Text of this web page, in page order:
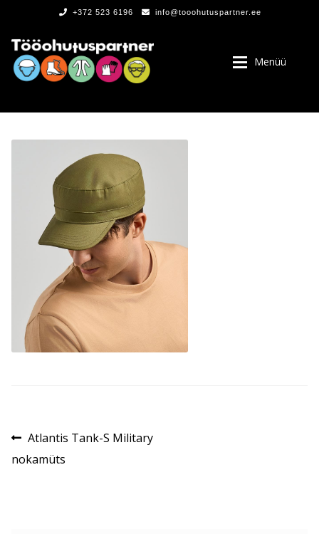
+372 523 6196 info@tooohutuspartner.ee
Menüü
Navigeerimine
Eelmine
postitus:
Atlantis Tank-S Military
nokamüts